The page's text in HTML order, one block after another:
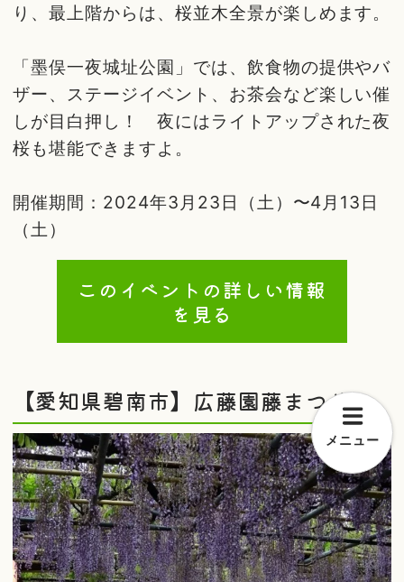
り、最上階からは、桜並木全景が楽しめます。
「墨俣一夜城址公園」では、飲食物の提供やバ
ザー、ステージイベント、お茶会など楽しい催
しが目白押し！ 夜にはライトアップされた夜
桜も堪能できますよ。
開催期間：2024年3月23日（土）〜4月13日
（土）
このイベントの詳しい情報
を見る
【愛知県碧南市】広藤園藤まつり
メニュー